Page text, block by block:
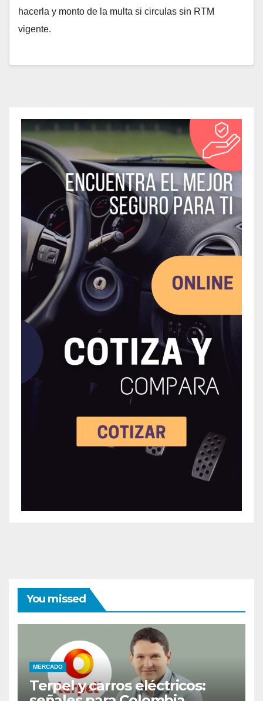
hacerla y monto de la multa si circulas sin RTM
vigente.
You missed
MERCADO
Terpel y carros eléctricos: